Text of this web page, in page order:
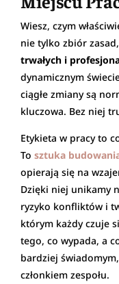
Wiesz, czym
nie tylko zbiór
trwałych i
dynamicznym
ciągłe zmiany są
kluczowa. Bez niej
Etykieta w pracy to
To sztuka
opierają się na
Dzięki niej unikamy
ryzyko konfliktów i
którym każdy czuje
tego, co wypada, a
bardziej
członkiem zespołu.